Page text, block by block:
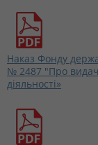
Наказ Фонду
№ 2487 "Про
діяльності»